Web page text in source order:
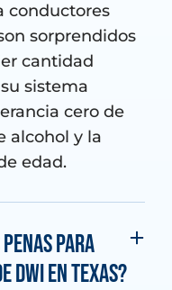
conductores
sorprendidos
cantidad
sistema
cero de
alcohol y la
edad.
para
en Texas?